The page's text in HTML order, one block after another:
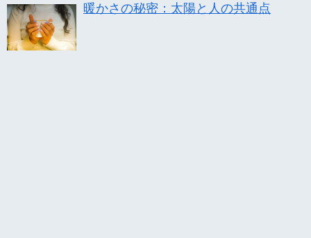
暖かさの秘密：太陽と人の共通点